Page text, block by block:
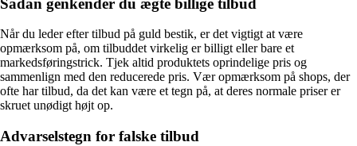
Når du leder efter tilbud på guld bestik, er det vigtigt at være
opmærksom på, om tilbuddet virkelig er billigt eller bare et
markedsføringstrick. Tjek altid produktets oprindelige pris og
sammenlign med den reducerede pris. Vær opmærksom på shops, der
ofte har tilbud, da det kan være et tegn på, at deres normale priser er
skruet unødigt højt op.
Advarselstegn for falske tilbud